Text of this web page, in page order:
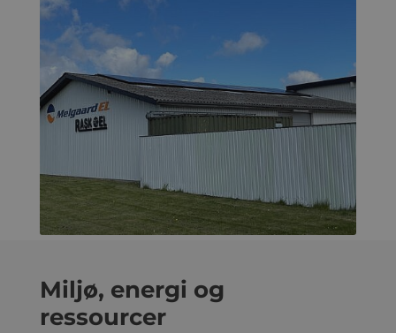
Miljø, energi og
ressourcer